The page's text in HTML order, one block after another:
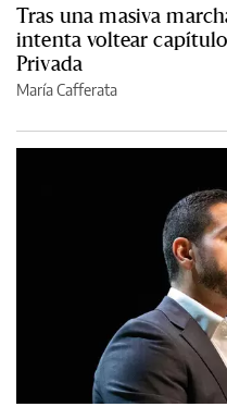
Tras una masiva
intenta voltear
Privada
María Cafferata